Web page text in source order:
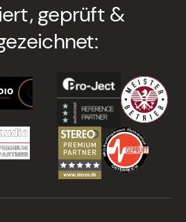
geprüft &